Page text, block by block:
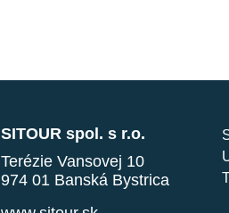
SITOUR spol. s r.o.
Terézie Vansovej 10
974 01 Banská Bystrica